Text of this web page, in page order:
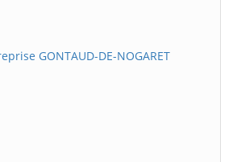
GONTAUD-DE-NOGARET